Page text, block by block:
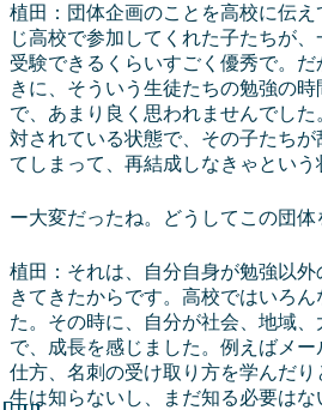
植田：団体企画のことを高校に伝え
じ高校で参加してくれた子たちが
受験できるくらいすごく優秀で。
きに、そういう生徒たちの勉強の
で、あまり良く思われませんでし
対されている状態で、その子たち
てしまって、再結成しなきゃという
ー大変だったね。どうしてこの団体
植田：それは、自分自身が勉強以
きてきたからです。高校ではいろ
た。その時に、自分が社会、地域
で、成長を感じました。例えばメ
仕方、名刺の受け取り方を学んだ
生は知らないし、まだ知る必要は